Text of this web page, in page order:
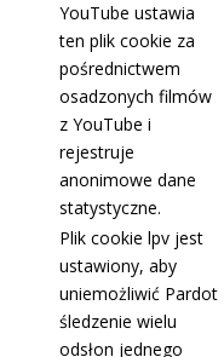
YouTube ustawia
ten plik cookie za
pośrednictwem
osadzonych filmów
z YouTube i
rejestruje
anonimowe dane
statystyczne.
Plik cookie lpv jest
ustawiony, aby
uniemożliwić Pardot
śledzenie wielu
odsłon jednego